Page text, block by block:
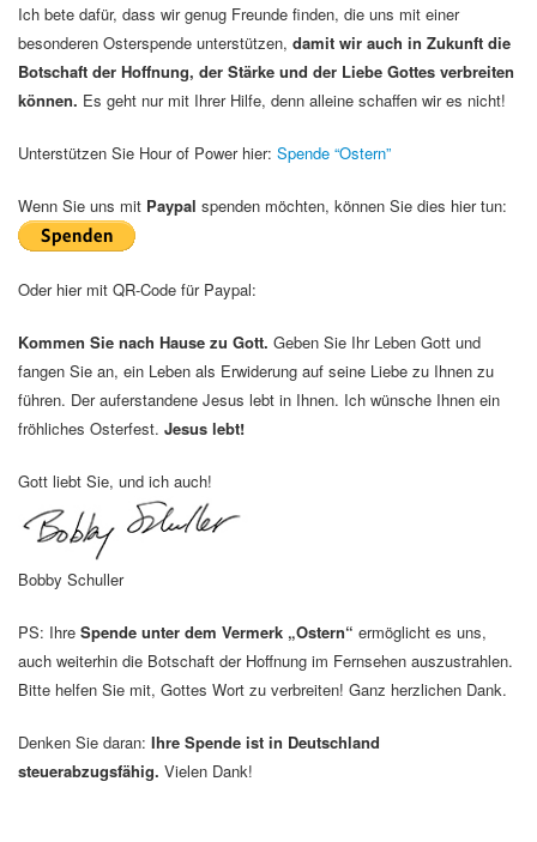
Ich bete dafür, dass wir genug Freunde finden, die uns mit einer
besonderen Osterspende unterstützen, damit wir auch in Zukunft die
Botschaft der Hoffnung, der Stärke und der Liebe Gottes verbreiten
können. Es geht nur mit Ihrer Hilfe, denn alleine schaffen wir es nicht!
Unterstützen Sie Hour of Power hier: Spende “Ostern”
Wenn Sie uns mit Paypal spenden möchten, können Sie dies hier tun:
Oder hier mit QR-Code für Paypal:
Kommen Sie nach Hause zu Gott. Geben Sie Ihr Leben Gott und
fangen Sie an, ein Leben als Erwiderung auf seine Liebe zu Ihnen zu
führen. Der auferstandene Jesus lebt in Ihnen. Ich wünsche Ihnen ein
fröhliches Osterfest. Jesus lebt!
Gott liebt Sie, und ich auch!
Bobby Schuller
PS: Ihre Spende unter dem Vermerk „Ostern“ ermöglicht es uns,
auch weiterhin die Botschaft der Hoffnung im Fernsehen auszustrahlen.
Bitte helfen Sie mit, Gottes Wort zu verbreiten! Ganz herzlichen Dank.
Denken Sie daran: Ihre Spende ist in Deutschland
steuerabzugsfähig. Vielen Dank!